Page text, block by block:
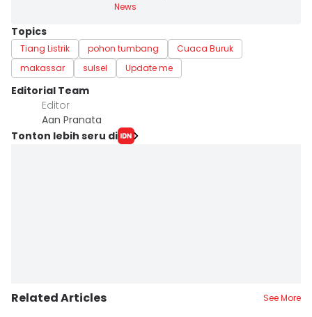
News
Topics
Tiang Listrik pohon tumbang
Cuaca Buruk
makassar
sulsel Update me
Editorial Team
Editor
Aan Pranata
Tonton lebih seru di
Related Articles See More